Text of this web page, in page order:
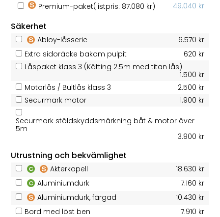
Premium-paket(listpris: 87.080 kr) 49.040 kr
Säkerhet
Abloy-låsserie
6.570 kr
Extra sidoräcke bakom pulpit
620 kr
Låspaket klass 3 (Kätting 2.5m med titan lås)
1.500 kr
Motorlås / Bultlås klass 3
2.500 kr
Securmark motor
1.900 kr
Securmark stöldskyddsmärkning båt & motor över
5m
3.900 kr
Utrustning och bekvämlighet
Akterkapell
18.630 kr
Aluminiumdurk
7.160 kr
Aluminiumdurk, färgad
10.430 kr
Bord med löst ben
7.910 kr